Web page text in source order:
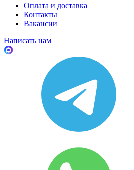
Оплата и доставка
Контакты
Вакансии
Написать нам